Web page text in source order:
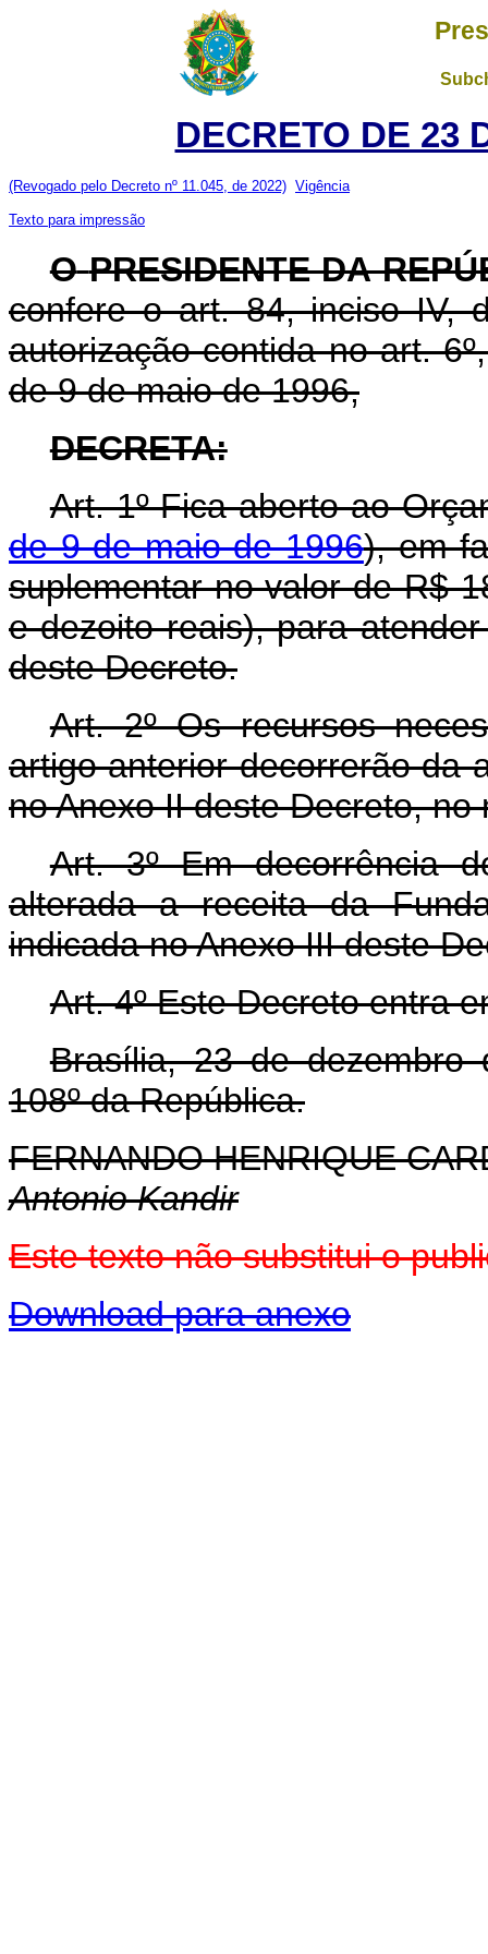
DECRETO DE 23
(Revogado pelo Decreto nº 11.045, de 2022) Vigência
Texto para impressão
O PRESIDENTE DA
confere o art. 84, inciso IV,
autorização contida no art.
de 9 de maio de 1996,
DECRETA:
Art. 1º Fica aberto ao
de 9 de maio de 1996), em
suplementar no valor de R$
e dezoito reais), para
deste Decreto.
Art. 2º Os recursos
artigo anterior decorrerão da
no Anexo II deste Decreto,
Art. 3º Em decorrência
alterada a receita da
indicada no Anexo III deste
Art. 4º Este Decreto entra
Brasília, 23 de dezembro
108º da República.
FERNANDO HENRIQUE
Antonio Kandir
Este texto não substitui o
Download para anexo